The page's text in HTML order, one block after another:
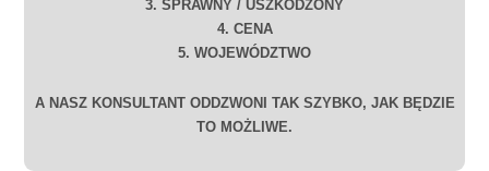
3. SPRAWNY / USZKODZONY
4. CENA
5. WOJEWÓDZTWO
A NASZ KONSULTANT ODDZWONI TAK SZYBKO, JAK BĘDZIE
TO MOŻLIWE.